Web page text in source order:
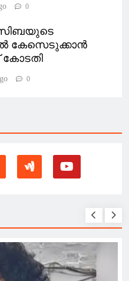
0
കേസെടുക്കാൻ
കോടതി
0